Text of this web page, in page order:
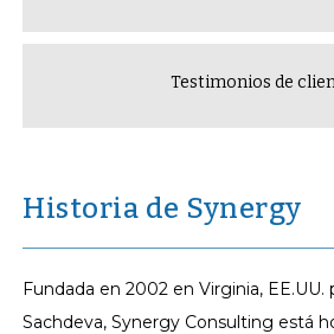
Testimonios de
Historia de Synergy
Fundada en 2002 en Virginia, EE.UU.
Sachdeva, Synergy Consulting está